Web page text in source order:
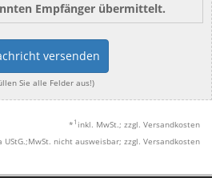
Empfänger übermittelt.
versenden
Sie alle Felder aus!)
* 1 inkl. MwSt.; zzgl. Versandkosten
nicht ausweisbar; zzgl. Versandkosten